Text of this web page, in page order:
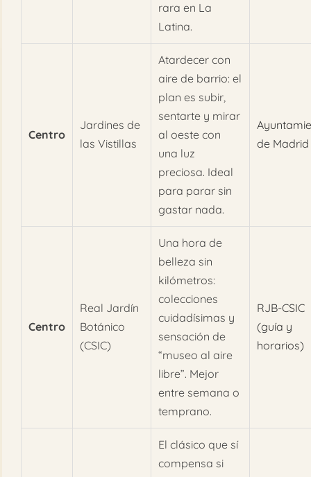
rara en La
Latina.
Centro
Jardines de
las Vistillas
Atardecer con
aire de barrio: el
plan es subir,
sentarte y mirar
al oeste con
una luz
preciosa. Ideal
para parar sin
gastar nada.
de Madrid
Centro
Real Jardín
Botánico
(CSIC)
Una hora de
belleza sin
kilómetros:
colecciones
cuidadísimas y
sensación de
“museo al aire
libre”. Mejor
entre semana o
temprano.
RJB-CSIC
(guía y
horarios)
El clásico que sí
compensa si